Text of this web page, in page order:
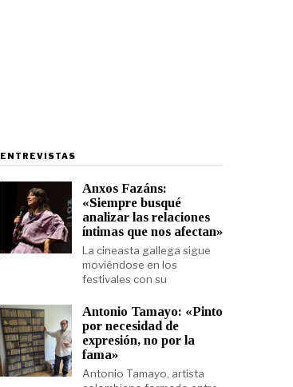
ENTREVISTAS
Anxos Fazáns:
«Siempre busqué
analizar las relaciones
íntimas que nos afectan»
La cineasta gallega sigue
moviéndose en los
festivales con su
Antonio Tamayo: «Pinto
por necesidad de
expresión, no por la
fama»
Antonio Tamayo, artista